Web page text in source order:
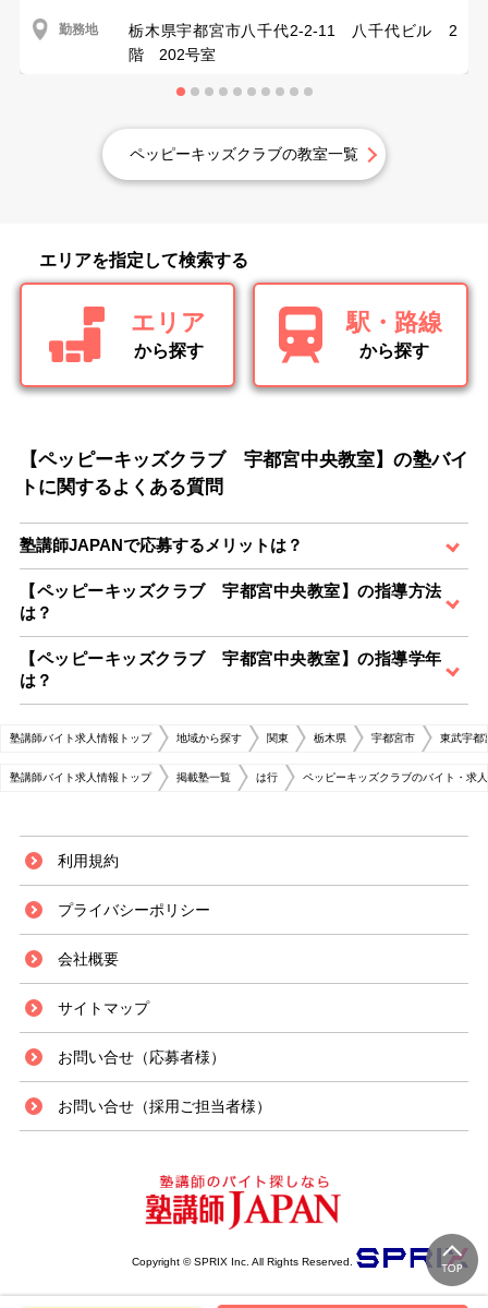
勤務地
栃木県宇都宮市八千代2-2-11 八千代ビル 2
階 202号室
ペッピーキッズクラブの教室一覧
エリアを指定して検索する
エリア
から探す
駅・路線
から探す
【ペッピーキッズクラブ 宇都宮中央教室】の塾バイ
トに関するよくある質問
塾講師JAPANで応募するメリットは？
【ペッピーキッズクラブ 宇都宮中央教室】の指導方法
は？
【ペッピーキッズクラブ 宇都宮中央教室】の指導学年
は？
塾講師バイト求人情報トップ 地域から探す 関東 栃木県 宇都宮市 東武宇都
塾講師バイト求人情報トップ 掲載塾一覧 は行 ペッピーキッズクラブのバイト・求
利用規約
プライバシーポリシー
会社概要
サイトマップ
お問い合せ（応募者様）
お問い合せ（採用ご担当者様）
Copyright © SPRIX Inc. All Rights Reserved.